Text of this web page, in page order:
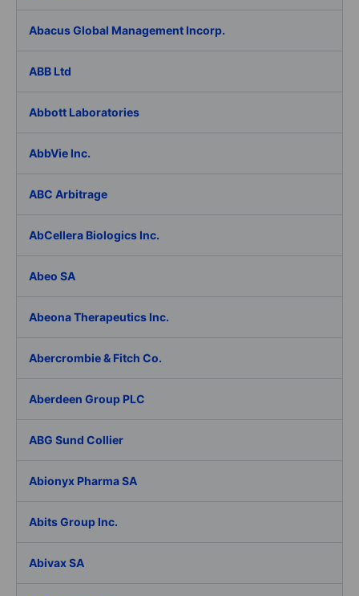
Abacus Global Management Incorp.
ABB Ltd
Abbott Laboratories
AbbVie Inc.
ABC Arbitrage
AbCellera Biologics Inc.
Abeo SA
Abeona Therapeutics Inc.
Abercrombie & Fitch Co.
Aberdeen Group PLC
ABG Sund Collier
Abionyx Pharma SA
Abits Group Inc.
Abivax SA